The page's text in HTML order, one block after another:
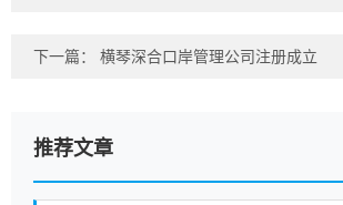
下一篇： 横琴深合口岸管理公司注册成立
推荐文章